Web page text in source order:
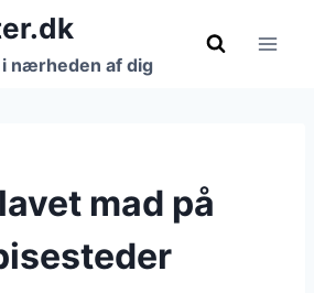
nærheden af dig
mad på